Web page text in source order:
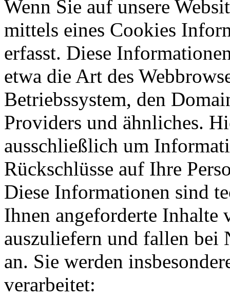
Wenn Sie auf unsere
mittels eines Cookies
erfasst. Diese
etwa die Art des
Betriebssystem, den
Providers und ähnliches.
ausschließlich um
Rückschlüsse auf Ihre
Diese Informationen sind
Ihnen angeforderte Inhalte
auszuliefern und fallen bei
an. Sie werden
verarbeitet: